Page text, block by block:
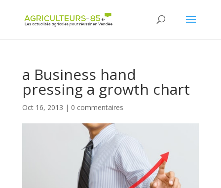
a Business hand
pressing a growth chart
Oct 16, 2013 | 0 commentaires